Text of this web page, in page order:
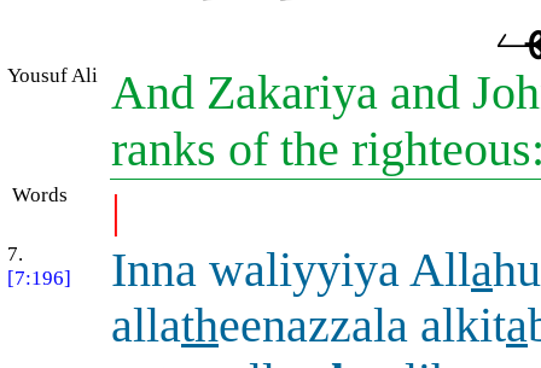
Yousuf Ali And Zakariya and
ranks of the
Words |
7.
[7:196]
Inna waliyyiya Allahu
allatheenazzala alkita